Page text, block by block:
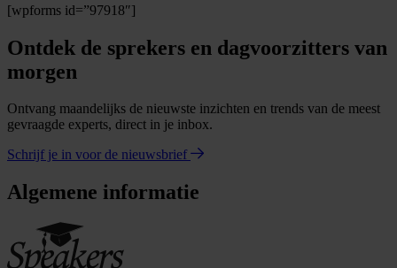
[wpforms id=”97918″]
Ontdek de sprekers en dagvoorzitters van
morgen
Ontvang maandelijks de nieuwste inzichten en trends van de meest
gevraagde experts, direct in je inbox.
Schrijf je in voor de nieuwsbrief
Algemene informatie